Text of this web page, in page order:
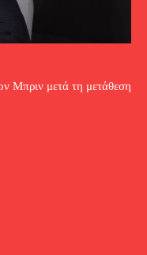
Μπριν μετά τη μετάθεση